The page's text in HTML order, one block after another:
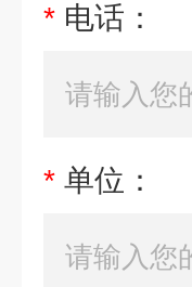
* 电话：
* 单位：